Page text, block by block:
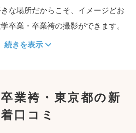
な場所だからこそ、イメージどお
卒業・卒業袴の撮影ができます。
続きを表示
業袴・東京都の新
着口コミ